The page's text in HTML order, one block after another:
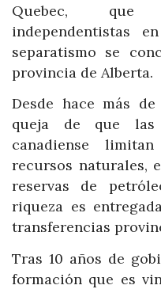
Quebec, que
independentistas
separatismo se
provincia de Alberta.
Desde hace más
queja de que las
canadiense
recursos naturales,
reservas de
riqueza es
transferencias
Tras 10 años de
formación que es